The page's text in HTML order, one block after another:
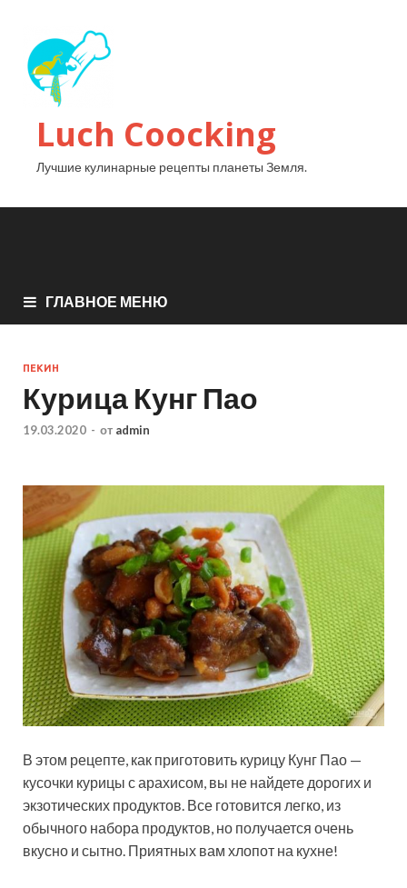
Luch Coocking
Лучшие кулинарные рецепты планеты Земля.
ГЛАВНОЕ МЕНЮ
ПЕКИН
Курица Кунг Пао
19.03.2020 - от admin
В этом рецепте, как приготовить курицу Кунг Пао —
кусочки курицы с арахисом, вы не найдете дорогих и
экзотических продуктов. Все готовится легко, из
обычного набора продуктов, но получается очень
вкусно и сытно. Приятных вам хлопот на кухне!